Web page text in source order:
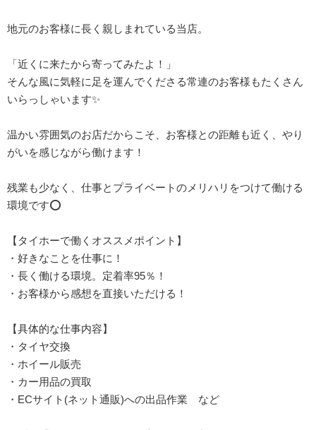
地元のお客様に長く親しまれている当店。
「近くに来たから寄ってみたよ！」
そんな風に気軽に足を運んでくださる常連のお客様もたくさん
いらっしゃいます✨
温かい雰囲気のお店だからこそ、お客様との距離も近く、やり
がいを感じながら働けます！
残業も少なく、仕事とプライベートのメリハリをつけて働ける
環境です⭕️
【タイホーで働くオススメポイント】
・好きなことを仕事に！
・長く働ける環境。定着率95％！
・お客様から感想を直接いただける！
【具体的な仕事内容】
・タイヤ交換
・ホイール販売
・カー用品の買取
・ECサイト(ネット通販)への出品作業 など